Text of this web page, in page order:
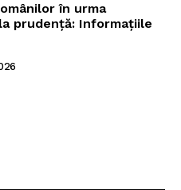
în urma
prudență: Informațiile